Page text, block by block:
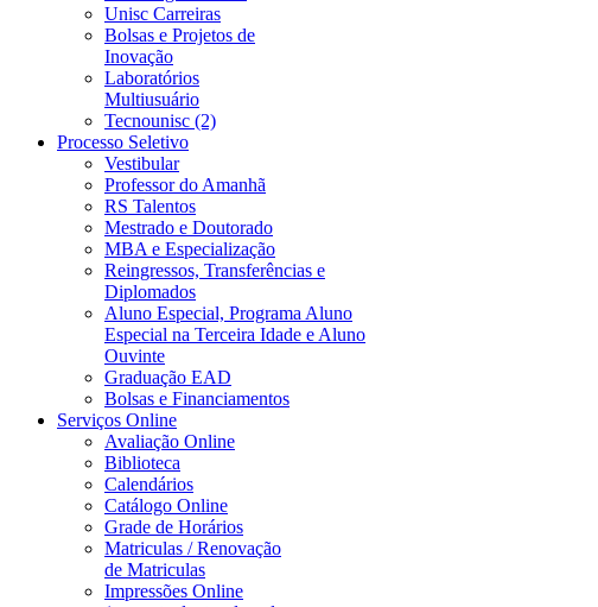
Unisc Carreiras
Bolsas e Projetos de
Inovação
Laboratórios
Multiusuário
Tecnounisc (2)
Processo Seletivo
Vestibular
Professor do Amanhã
RS Talentos
Mestrado e Doutorado
MBA e Especialização
Reingressos, Transferências e
Diplomados
Aluno Especial, Programa Aluno
Especial na Terceira Idade e Aluno
Ouvinte
Graduação EAD
Bolsas e Financiamentos
Serviços Online
Avaliação Online
Biblioteca
Calendários
Catálogo Online
Grade de Horários
Matriculas / Renovação
de Matriculas
Impressões Online